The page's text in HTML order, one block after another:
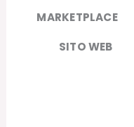
MARKETPLACE
SITO WEB